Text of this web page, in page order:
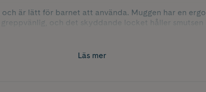
är lätt för barnet att använda. Muggen har en
och det skyddande locket håller smutsen
Läs mer